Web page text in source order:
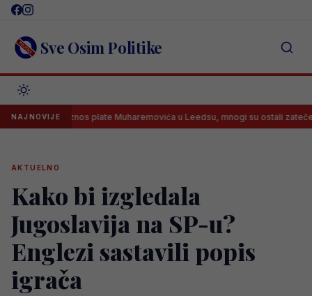
Skip
content Sve Osim Politike
NAJNOVIJE
iznos plate Muharemovića u Leedsu, mnogi su ostali zatečeni
AKTUELNO
Kako bi izgledala
Jugoslavija na SP-u?
Englezi sastavili popis
igrača